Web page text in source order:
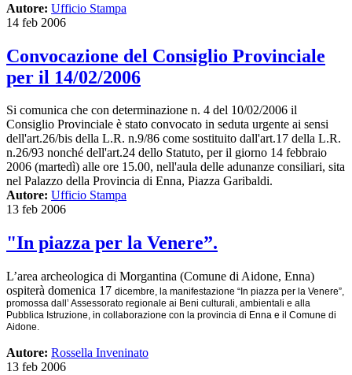
Autore: Ufficio Stampa
14 feb 2006
Convocazione del Consiglio Provinciale
per il 14/02/2006
Si comunica che con determinazione n. 4 del 10/02/2006 il
Consiglio Provinciale è stato convocato in seduta urgente ai sensi
dell'art.26/bis della L.R. n.9/86 come sostituito dall'art.17 della L.R.
n.26/93 nonché dell'art.24 dello Statuto, per il giorno 14 febbraio
2006 (martedì) alle ore 15.00, nell'aula delle adunanze consiliari, sita
nel Palazzo della Provincia di Enna, Piazza Garibaldi.
Autore: Ufficio Stampa
13 feb 2006
"In piazza per la Venere”.
L’area archeologica di Morgantina (Comune di Aidone, Enna)
ospiterà domenica 17 dicembre, la manifestazione “In piazza per la Venere”,
promossa dall’ Assessorato regionale ai Beni culturali, ambientali e alla
Pubblica Istruzione, in collaborazione con la provincia di Enna e il Comune di
Aidone.
Autore: Rossella Inveninato
13 feb 2006